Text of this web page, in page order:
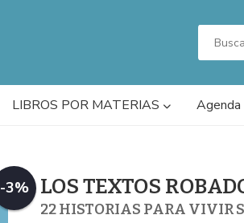
LIBROS POR MATERIAS Agenda
-3% LOS TEXTOS
22 HISTORIAS PARA VIVIR